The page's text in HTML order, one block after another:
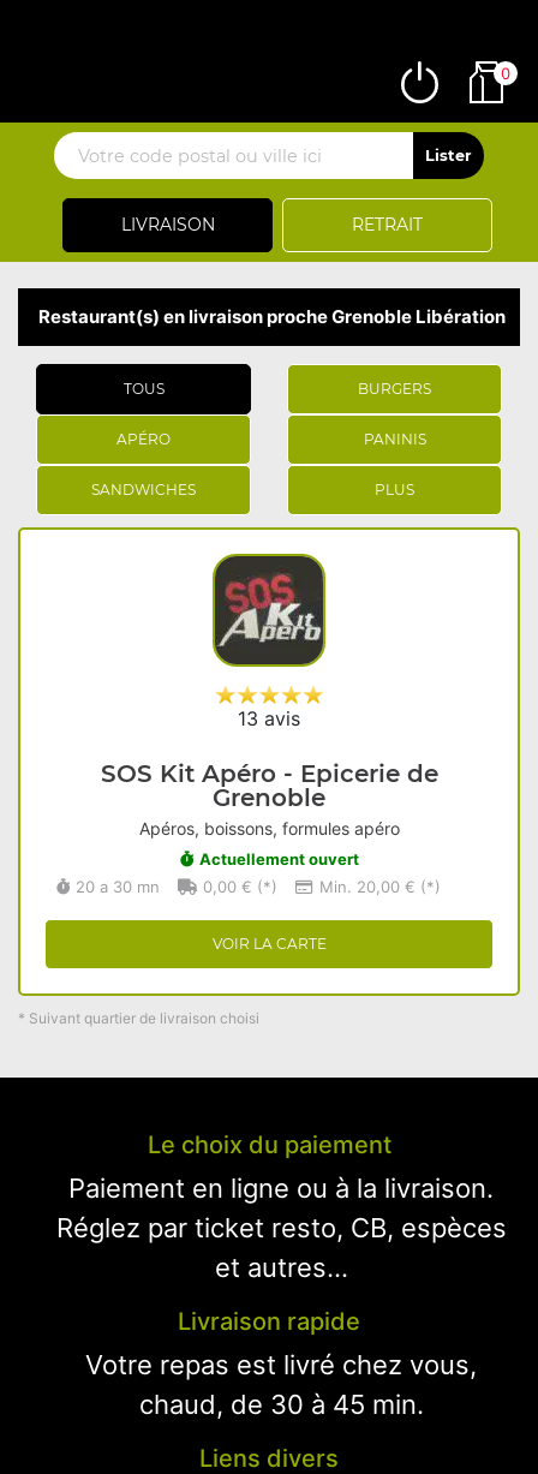
LIVRAISON RETRAIT
0
Restaurant(s) en livraison proche Grenoble Libération
TOUS BURGERS
APÉRO PANINIS
SANDWICHES PLUS
13 avis
SOS Kit Apéro - Epicerie de
Grenoble
Apéros, boissons, formules apéro
Actuellement ouvert
20 a 30 mn
0,00 € (*) Min. 20,00 € (*)
VOIR LA CARTE
* Suivant quartier de livraison choisi
Le choix du paiement
Paiement en ligne ou à la livraison.
Réglez par ticket resto, CB, espèces
et autres...
Livraison rapide
Votre repas est livré chez vous,
chaud, de 30 à 45 min.
Liens divers